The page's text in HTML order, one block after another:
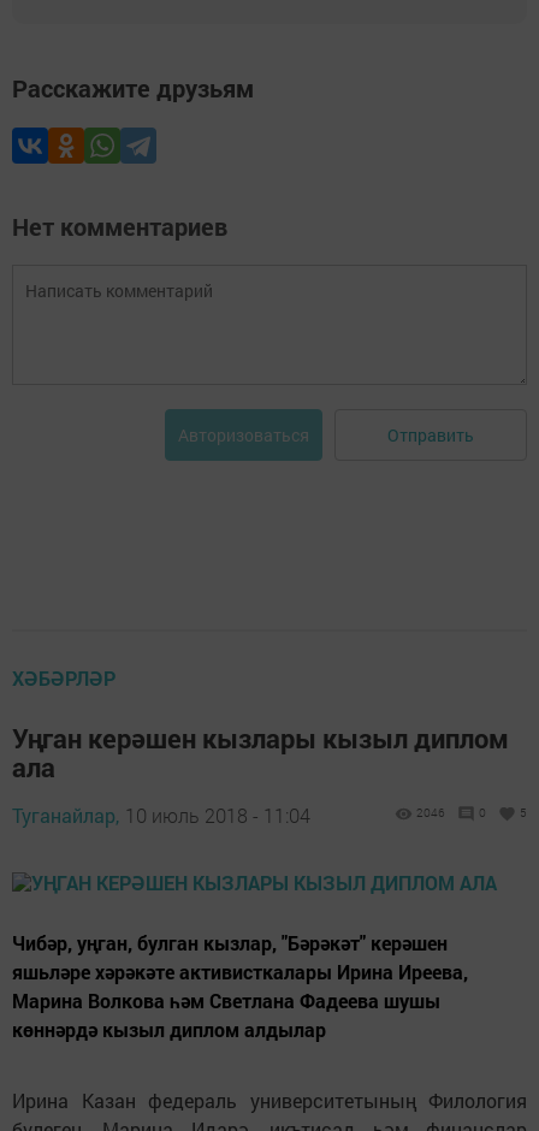
Расскажите друзьям
Нет комментариев
Авторизоваться Отправить
ХӘБӘРЛӘР
Уңган керәшен кызлары кызыл диплом
ала
Туганайлар, 10 июль 2018 - 11:04 2046 0 5
Чибәр, уңган, булган кызлар, "Бәрәкәт" керәшен
яшьләре хәрәкәте активисткалары Ирина Иреева,
Марина Волкова һәм Светлана Фадеева шушы
көннәрдә кызыл диплом алдылар
Ирина Казан федераль университетының Филология